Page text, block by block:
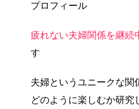
プロフィール
疲れない夫婦関係を継続
す
夫婦というユニークな関
どのように楽しむか研究